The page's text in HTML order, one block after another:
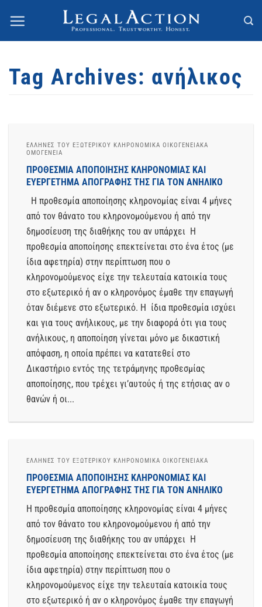
content
Tag Archives: ανήλικος
ΈΛΛΗΝΕΣ ΤΟΥ ΕΞΩΤΕΡΙΚΟΥ ΚΛΗΡΟΝΟΜΙΚΆ ΟΙΚΟΓΕΝΕΙΑΚΆ
ΟΜΟΓΈΝΕΙΑ
ΠΡΟΘΕΣΜΊΑ ΑΠΟΠΟΊΗΣΗΣ ΚΛΗΡΟΝΟΜΊΑΣ ΚΑΙ
ΕΥΕΡΓΈΤΗΜΑ ΑΠΟΓΡΑΦΉΣ ΤΗΣ ΓΙΑ ΤΟΝ ΑΝΉΛΙΚΟ
Η προθεσμία αποποίησης κληρονομίας είναι 4 μήνες
από τον θάνατο του κληρονομούμενου ή από την
δημοσίευση της διαθήκης του αν υπάρχει Η
προθεσμία αποποίησης επεκτείνεται στο ένα έτος (με
ίδια αφετηρία) στην περίπτωση που ο
κληρονομούμενος είχε την τελευταία κατοικία τους
στο εξωτερικό ή αν ο κληρονόμος έμαθε την επαγωγή
όταν διέμενε στο εξωτερικό. Η ίδια προθεσμία ισχύει
και για τους ανήλικους, με την διαφορά ότι για τους
ανήλικους, η αποποίηση γίνεται μόνο με δικαστική
απόφαση, η οποία πρέπει να κατατεθεί στο
Δικαστήριο εντός της τετράμηνης προθεσμίας
αποποίησης, που τρέχει γι’αυτούς ή της ετήσιας αν ο
θανών ή οι...
ΈΛΛΗΝΕΣ ΤΟΥ ΕΞΩΤΕΡΙΚΟΥ ΚΛΗΡΟΝΟΜΙΚΆ ΟΙΚΟΓΕΝΕΙΑΚΆ
ΠΡΟΘΕΣΜΊΑ ΑΠΟΠΟΊΗΣΗΣ ΚΛΗΡΟΝΟΜΙΆΣ ΚΑΙ
ΕΥΕΡΓΈΤΗΜΑ ΑΠΟΓΡΑΦΉΣ ΤΗΣ ΓΙΑ ΤΟΝ ΑΝΉΛΙΚΟ
Η προθεσμία αποποίησης κληρονομίας είναι 4 μήνες
από τον θάνατο του κληρονομούμενου ή από την
δημοσίευση της διαθήκης του αν υπάρχει Η
προθεσμία αποποίησης επεκτείνεται στο ένα έτος (με
ίδια αφετηρία) στην περίπτωση που ο
κληρονομούμενος είχε την τελευταία κατοικία τους
στο εξωτερικό ή αν ο κληρονόμος έμαθε την επαγωγή